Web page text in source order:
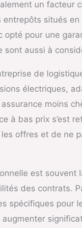
un facteur
situés
pour une
sont aussi à
de
électriques,
moins
à bas prix s’est
offres et de ne
est
des contrats.
spécifiques pour